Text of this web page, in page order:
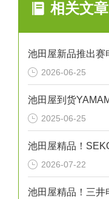
相关文章
2026-06-25
2025-06-25
2026-07-22